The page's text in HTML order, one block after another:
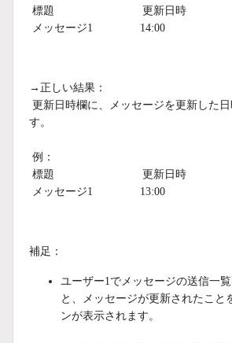
標題 更新日時
メッセージ1 14:00
→正しい結果：
更新日時欄に、メッセージを更新した
す。
例：
標題 更新日時
メッセージ1 13:00
補足：
ユーザー1でメッセージの送信一
と、メッセージが更新されたこと
ンが表示されます。